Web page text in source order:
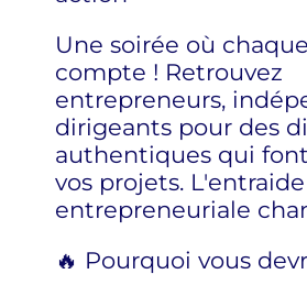
Une soirée où
compte ! Retrouvez
entrepreneurs,
dirigeants pour des
authentiques qui
vos projets. L'entraide
entrepreneuriale
🔥 Pourquoi vous